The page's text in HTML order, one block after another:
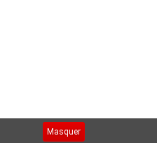
Masquer